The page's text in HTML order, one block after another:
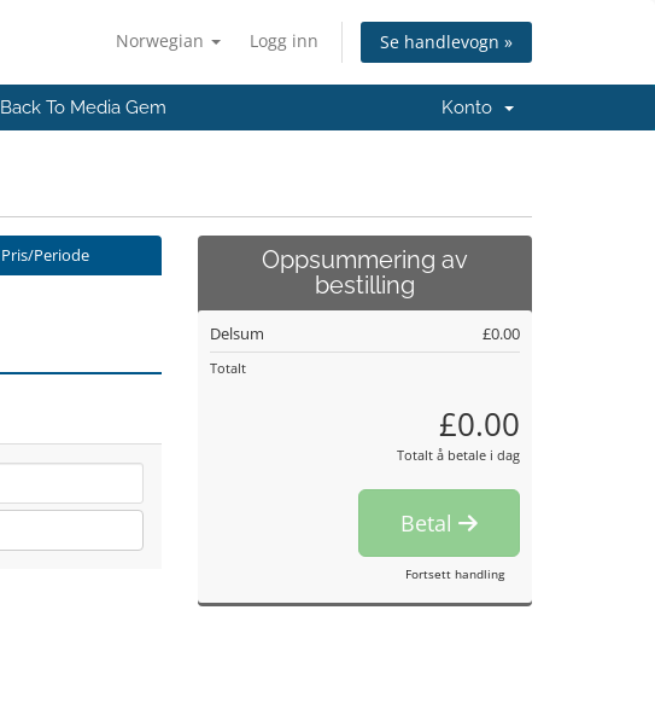
Norwegian Logg inn Se handlevogn »
Back To Media Gem Konto
Pris/Periode
Oppsummering av
bestilling
Delsum £0.00
Totalt
£0.00
Totalt å betale i dag
Betal
Fortsett handling